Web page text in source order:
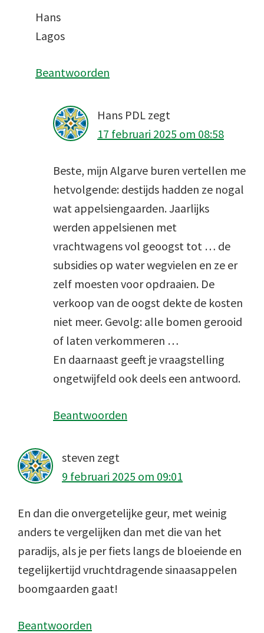
Hans
Lagos
Beantwoorden
Hans PDL zegt
17 februari 2025 om 08:58
Beste, mijn Algarve buren vertellen me
hetvolgende: destijds hadden ze nogal
wat appelsiengaarden. Jaarlijks
werden appelsienen met
vrachtwagens vol geoogst tot … de
subsidies op water wegvielen en ze er
zelf moesten voor opdraaien. De
verkoop van de oogst dekte de kosten
niet meer. Gevolg: alle bomen gerooid
of laten verkommeren …
En daarnaast geeft je vraagstelling
ongetwijfeld ook deels een antwoord.
Beantwoorden
steven zegt
9 februari 2025 om 09:01
En dan die onvergetelijke geur, met weinig
anders te vergelijken dan met die van het
paradijs, als je per fiets langs de bloeiende en
tegelijkertijd vruchtdragende sinaasappelen
boomgaarden gaat!
Beantwoorden